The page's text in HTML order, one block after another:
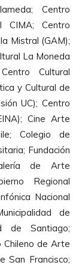
Centro
CIMA; Centro
Mistral (GAM);
La Moneda
Cultural
y Cultural de
UC); Centro
Cine Arte
Colegio de
Fundación
de Arte
Regional
Nacional
de
de Santiago;
Chileno de Arte
San Francisco;